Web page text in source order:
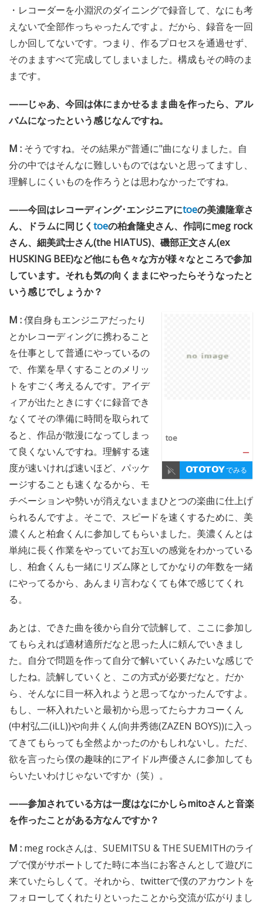
・レコーダーを小淵沢のダイニングで録音して、なにも考
えないで全部作っちゃったんですよ。だから、録音を一回
しか回してないです。つまり、作るプロセスを通過せず、
そのまますべて完成してしまいました。構成もその時のま
まです。
——じゃあ、今回は体にまかせるまま曲を作ったら、アル
バムになったという感じなんですね。
M : そうですね。その結果が"普通に"曲になりました。自
分の中ではそんなに難しいものではないと思ってますし、
理解しにくいものを作ろうとは思わなかったですね。
——今回はレコーディング･エンジニアにtoeの美濃隆章さ
ん、ドラムに同じく toeの柏倉隆史さん、作詞にmeg rock
さん、細美武士さん(the HIATUS)、磯部正文さん(ex
HUSKING BEE)など他にも色々な方が様々なところで参加
しています。それも気の向くままにやったらそうなったと
いう感じでしょうか？
toe
—
でみる
M :僕自身もエンジニアだったり
とかレコーディングに携わること
を仕事として普通にやっているの
で、作業を早くすることのメリッ
トをすごく考えるんです。アイデ
ィアが出たときにすぐに録音でき
なくてその準備に時間を取られて
ると、作品が散漫になってしまっ
て良くないんですね。理解する速
度が速いければ速いほど、パッケ
ージすることも速くなるから、モ
チベーションや勢いが消えないままひとつの楽曲に仕上げ
られるんですよ。そこで、スピードを速くするために、美
濃くんと柏倉くんに参加してもらいました。美濃くんとは
単純に長く作業をやっていてお互いの感覚をわかっている
し、柏倉くんも一緒にリズム隊としてかなりの年数を一緒
にやってるから、あんまり言わなくても体で感じてくれ
る。
あとは、できた曲を後から自分で読解して、ここに参加し
てもらえれば適材適所だなと思った人に頼んでいきまし
た。自分で問題を作って自分で解いていくみたいな感じで
したね。読解していくと、この方式が必要だなと。だか
ら、そんなに目一杯入れようと思ってなかったんですよ。
もし、一杯入れたいと最初から思ってたらナカコーくん
(中村弘二(iLL))や向井くん(向井秀徳(ZAZEN BOYS))に入っ
てきてもらっても全然よかったのかもしれないし。ただ、
欲を言ったら僕の趣味的にアイドル声優さんに参加しても
らいたいわけじゃないですか（笑）。
——参加されている方は一度はなにかしらmitoさんと音楽
を作ったことがある方なんですか？
M : meg rockさんは、SUEMITSU & THE SUEMITHのライ
ブで僕がサポートしてた時に本当にお客さんとして遊びに
来ていたらしくて。それから、twitterで僕のアカウントを
フォローしてくれたりといったことから交流が広がりまし